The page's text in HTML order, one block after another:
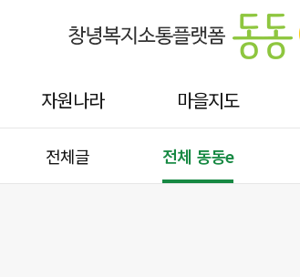
자원나라 마을지도
전체글 전체 동동e